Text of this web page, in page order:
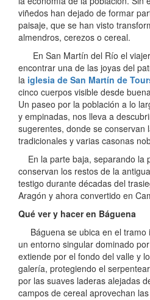
viñedos han dejado de formar
paisaje, que se han visto
almendros, cerezos o cereal.
En San Martín del Río el
encontrar una de las joyas del
la iglesia de San Martín de
cinco cuerpos visible desde
Un paseo por la población a lo
y empinadas, nos lleva a
sugerentes, donde se conservan
tradicionales y varias casonas
En la parte baja, separando la
conservan los restos de la
testigo durante décadas del
Aragón y ahora convertido en
Qué ver y hacer en Báguena
Báguena se ubica en el tramo
un entorno singular dominado
extiende por el fondo del valle y
galería, protegiendo el
por las suaves laderas alejadas
campos de cereal aprovechan